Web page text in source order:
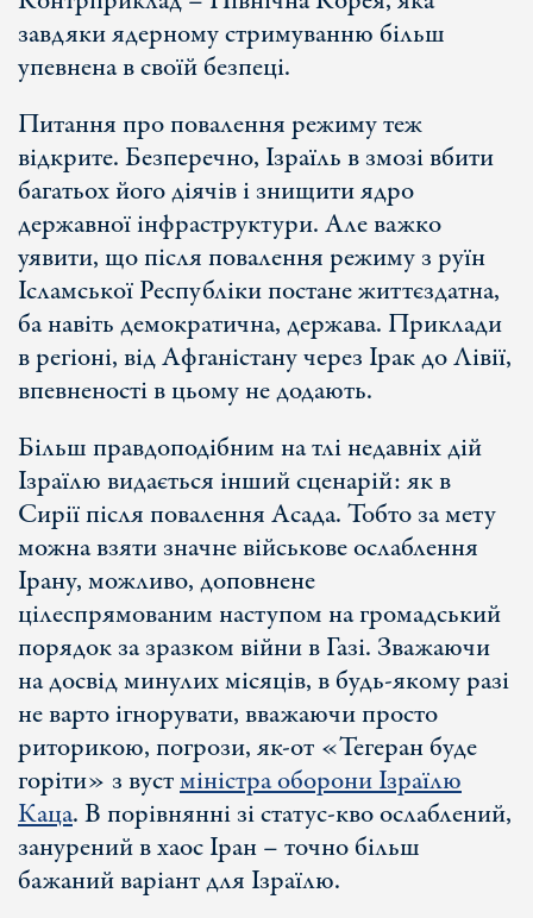
завдяки ядерному стримуванню більш
упевнена в своїй безпеці.
Питання про повалення режиму теж
відкрите. Безперечно, Ізраїль в змозі вбити
багатьох його діячів і знищити ядро
державної інфраструктури. Але важко
уявити, що після повалення режиму з руїн
Ісламської Республіки постане життєздатна,
ба навіть демократична, держава. Приклади
в регіоні, від Афганістану через Ірак до Лівії,
впевненості в цьому не додають.
Більш правдоподібним на тлі недавніх дій
Ізраїлю видається інший сценарій: як в
Сирії після повалення Асада. Тобто за мету
можна взяти значне військове ослаблення
Ірану, можливо, доповнене
цілеспрямованим наступом на громадський
порядок за зразком війни в Газі. Зважаючи
на досвід минулих місяців, в будь-якому разі
не варто ігнорувати, вважаючи просто
риторикою, погрози, як-от «Тегеран буде
горіти» з вустміністра оборони Ізраїлю
Каца. В порівнянні зі статус-кво ослаблений,
занурений в хаос Іран – точно більш
бажаний варіант для Ізраїлю.